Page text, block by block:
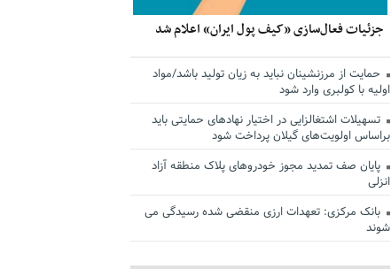
جزئیات فعال‌سازی «کیف پول ایران» اعلام شد
حمایت از مرزنشینان نباید به زیان تولید باشد/مواد
اولیه با کولبری وارد شود
تسهیلات اشتغالزایی در اختیار نهادهای حمایتی باید
براساس اولویت‌های گیلان پرداخت شود
پایان صف تمدید مجوز خودروهای پلاک منطقه آزاد
انزلی
بانک مرکزی: تعهدات ارزی منقضی شده رسیدگی می
شوند